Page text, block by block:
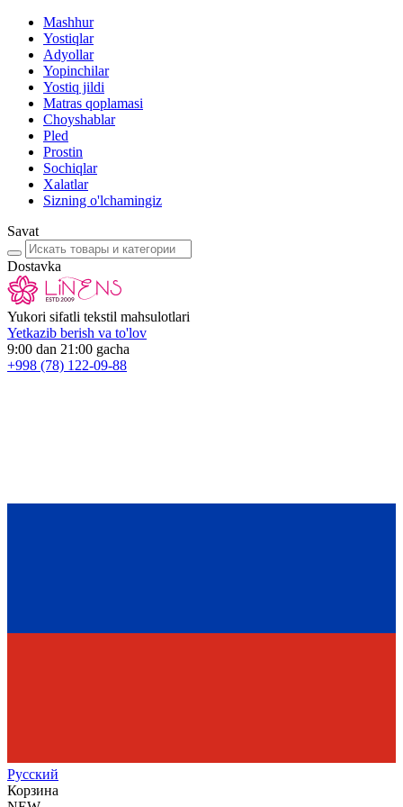
Mashhur
Yostiqlar
Adyollar
Yopinchilar
Yostiq jildi
Matras qoplamasi
Choyshablar
Pled
Prostin
Sochiqlar
Xalatlar
Sizning o'lchamingiz
Savat
Dostavka
Yukori sifatli tekstil mahsulotlari
Yetkazib berish va to'lov
9:00 dan 21:00 gacha
+998 (78) 122-09-88
Русский
Корзина